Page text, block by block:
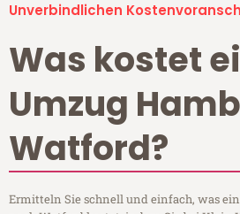
Unverbindlichen
Was kostet
Umzug
Watford?
Ermitteln Sie schnell und einfach, was